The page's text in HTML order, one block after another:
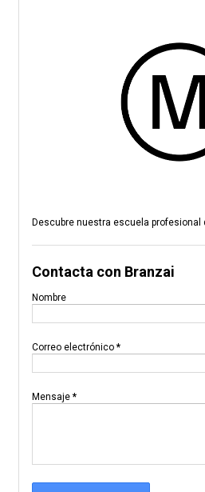
Descubre nuestra escuela profesional
Contacta con Branzai
Nombre
Correo electrónico *
Mensaje *